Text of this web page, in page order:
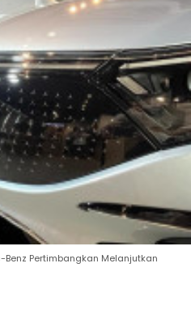
Benz Pertimbangkan Melanjutkan